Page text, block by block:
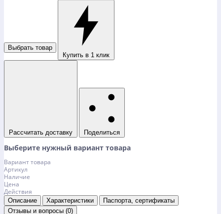
Выбрать товар
Купить в 1 клик
Рассчитать доставку Поделиться
Выберите нужный вариант товара
Вариант товара
Артикул
Наличие
Цена
Действия
Описание Характеристики
Паспорта, сертификаты
Отзывы и вопросы (0)